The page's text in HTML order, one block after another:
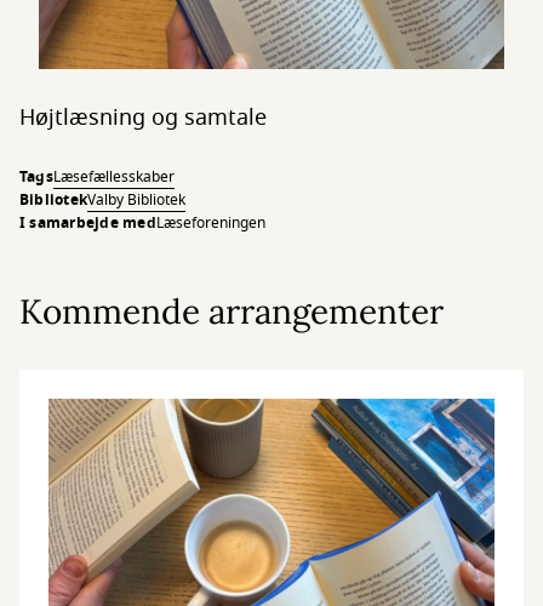
Højtlæsning og samtale
TagsLæsefællesskaber
BibliotekValby Bibliotek
I samarbejde medLæseforeningen
Kommende arrangementer